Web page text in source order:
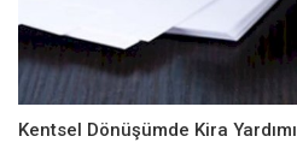
Kentsel Dönüşümde Kira Yardımı